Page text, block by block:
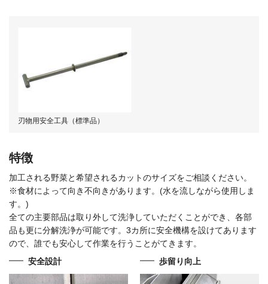
刃物用安全工具（標準品）
特徴
加工される野菜と希望されるカットのサイズをご相談ください。
※食材によって向き不向きがあります。(水を流しながら使用しま
す。)
全ての主要部品は取り外して洗浄していただくことができ、各部
品も更に分解洗浄が可能です。3カ所に安全機構を設けてあります
ので、誰でも安心して作業を行うことがてきます。
安全設計
歩留り向上